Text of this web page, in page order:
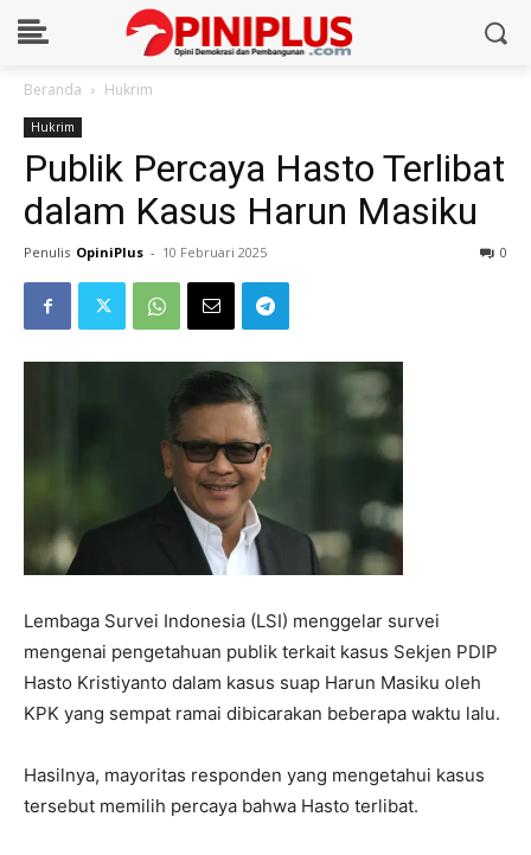
Beranda Hukrim
Hukrim
Publik Percaya Hasto Terlibat
dalam Kasus Harun Masiku
Penulis OpiniPlus - 10 Februari 2025 0
Lembaga Survei Indonesia (LSI) menggelar survei
mengenai pengetahuan publik terkait kasus Sekjen PDIP
Hasto Kristiyanto dalam kasus suap Harun Masiku oleh
KPK yang sempat ramai dibicarakan beberapa waktu lalu.
Hasilnya, mayoritas responden yang mengetahui kasus
tersebut memilih percaya bahwa Hasto terlibat.